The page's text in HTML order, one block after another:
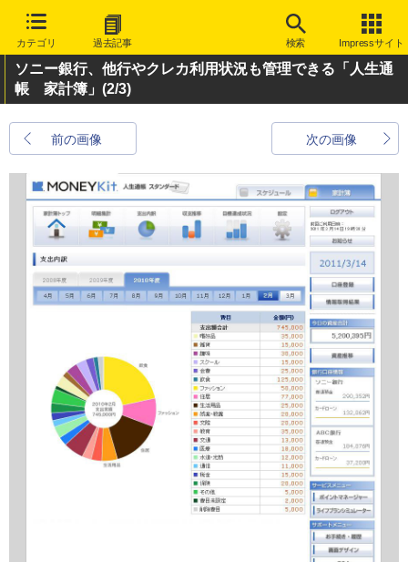
カテゴリ 過去記事 検索 Impressサイト
ソニー銀行、他行やクレカ利用状況も管理できる「人生通
帳 家計簿」 (2/3)
前の画像 次の画像